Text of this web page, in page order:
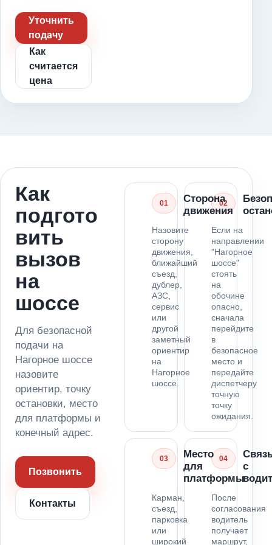
Уточнить
подачу
Как
считается
цена
Как
подгото
вить
вызов
на
шоссе
Для безопасной
подачи на
Нагорное шоссе
назовите
ориентир, точку
остановки, место
для платформы и
конечный адрес.
Позвонить
Контакты
01
Сторона
движения
Назовите
сторону
движения,
ближайший
съезд,
дублер,
АЗС,
сервис
или
другой
заметный
ориентир
на
Нагорное
шоссе.
02
Если на
направлении
"Нагорное
шоссе"
стоять
на
обочине
опасно,
сначала
перейдите
в
безопасное
место и
передайте
диспетчеру
точную
точку
ожидания.
03
Место
для
платформы
Карман,
съезд,
парковка
или
широкий
04
с
После
согласования
водитель
получает
маршрут,